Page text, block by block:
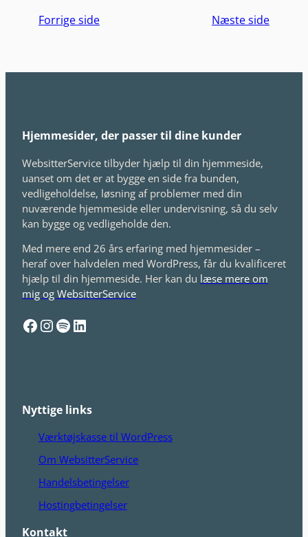
Forrige side Næste side
Hjemmesider, der passer til dine kunder
WebsitterService tilbyder hjælp til din hjemmeside,
uanset om det er at bygge en side fra bunden,
vedligeholdelse, løsning af problemer med din
nuværende hjemmeside eller undervisning, så du selv
kan bygge og vedligeholde den.
Med mere end 26 års erfaring med hjemmesider –
heraf over halvdelen med WordPress, får du kvalificeret
hjælp til din hjemmeside. Her kan du læse mere om
mig og WebsitterService
Facebook InstagramSpotify LinkedIn
Nyttige links
Værktøjskasse til WordPress
Om WebsitterService
Handelsbetingelser
Hostingbetingelser
Kontakt